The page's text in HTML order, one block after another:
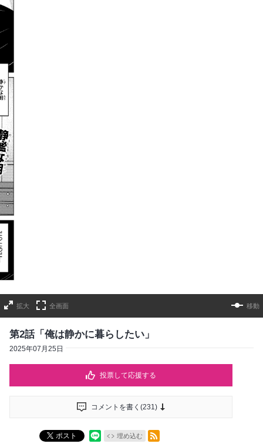
拡大 全画面 移動
第2話「俺は静かに暮らしたい」
2025年07月25日
投票して応援する
コメントを書く(231)
ポスト 埋め込む
RSSフィード